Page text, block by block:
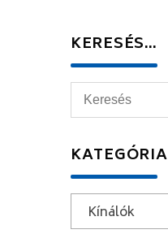
KERESÉS…
KATEGÓRIA
Kínálók